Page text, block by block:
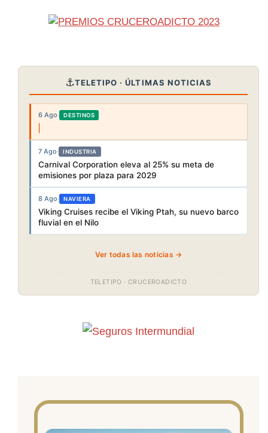
⚓TELETIPO · ÚLTIMAS NOTICIAS
6 Ago· DESTINOS
7 Ago· INDUSTRIA
Carnival Corporation eleva al 25% su meta de
emisiones por plaza para 2029
8 Ago· NAVIERA
Viking Cruises recibe el Viking Ptah, su nuevo barco
fluvial en el Nilo
Ver todas las noticias →
TELETIPO · CRUCEROADICTO